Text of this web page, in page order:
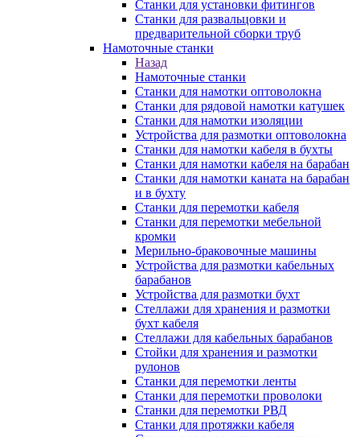
Станки для установки фитингов
Станки для развальцовки и
предварительной сборки труб
Намоточные станки
Назад
Намоточные станки
Станки для намотки оптоволокна
Станки для рядовой намотки катушек
Станки для намотки изоляции
Устройства для размотки оптоволокна
Станки для намотки кабеля в бухты
Станки для намотки кабеля на барабан
Станки для намотки каната на барабан
и в бухту
Станки для перемотки кабеля
Станки для перемотки мебельной
кромки
Мерильно-браковочные машины
Устройства для размотки кабельных
барабанов
Устройства для размотки бухт
Стеллажи для хранения и размотки
бухт кабеля
Стеллажи для кабельных барабанов
Стойки для хранения и размотки
рулонов
Станки для перемотки ленты
Станки для перемотки проволоки
Станки для перемотки РВД
Станки для протяжки кабеля